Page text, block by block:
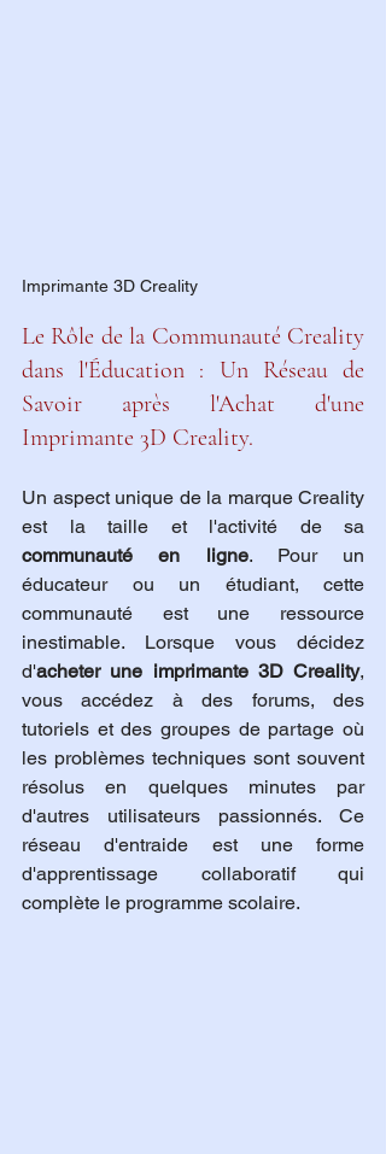
Imprimante 3D Creality
Le Rôle de la Communauté Creality
dans l'Éducation : Un Réseau de
Savoir après l'Achat d'une
Imprimante 3D Creality.
Un aspect unique de la marque Creality
communauté en ligne. Pour un
éducateur ou un étudiant, cette
communauté est une ressource
inestimable. Lorsque vous décidez
d'acheter une imprimante 3D Creality,
vous accédez à des forums, des
tutoriels et des groupes de partage où
les problèmes techniques sont souvent
résolus en quelques minutes par
d'autres utilisateurs passionnés. Ce
réseau d'entraide est une forme
d'apprentissage collaboratif qui
complète le programme scolaire.